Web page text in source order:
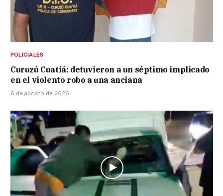
POLICIALES
Curuzú Cuatiá: detuvieron a un séptimo implicado
en el violento robo a una anciana
6 de agosto de 2026